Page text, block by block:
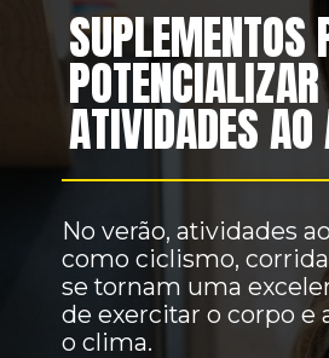
No verão, atividades
como ciclismo,
se tornam uma
de exercitar o corpo e
o clima.
SUPLEMENTOS
POTENCIALIZAR
ATIVIDADES